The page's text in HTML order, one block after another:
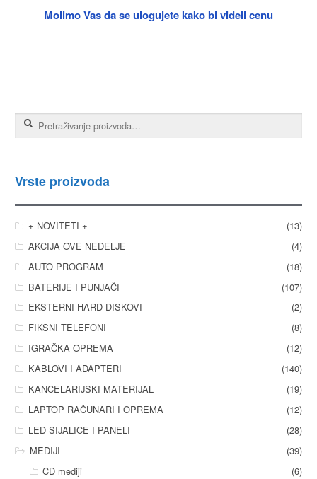
Molimo Vas da se ulogujete kako bi videli cenu
Pretraga za:
Vrste proizvoda
+ NOVITETI +
(13)
AKCIJA OVE NEDELJE
(4)
AUTO PROGRAM
(18)
BATERIJE I PUNJAČI
(107)
EKSTERNI HARD DISKOVI
(2)
FIKSNI TELEFONI
(8)
IGRAČKA OPREMA
(12)
KABLOVI I ADAPTERI
(140)
KANCELARIJSKI MATERIJAL
(19)
LAPTOP RAČUNARI I OPREMA
(12)
LED SIJALICE I PANELI
(28)
MEDIJI
(39)
CD mediji
(6)